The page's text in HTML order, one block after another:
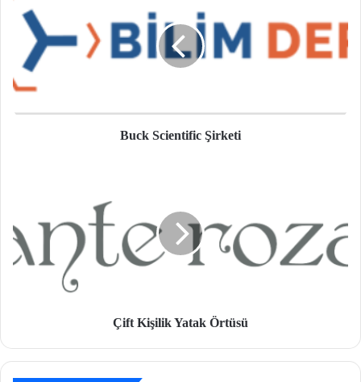
Buck Scientific Şirketi
Çift Kişilik Yatak Örtüsü